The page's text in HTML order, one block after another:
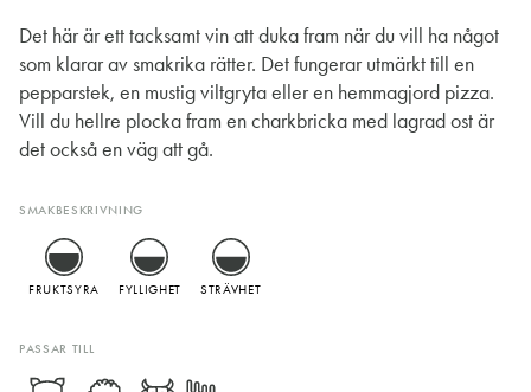
Det här är ett tacksamt vin att duka fram när du vill ha något
som klarar av smakrika rätter. Det fungerar utmärkt till en
pepparstek, en mustig viltgryta eller en hemmagjord pizza.
Vill du hellre plocka fram en charkbricka med lagrad ost är
det också en väg att gå.
SMAKBESKRIVNING
FRUKTSYRA FYLLIGHET STRÄVHET
PASSAR TILL